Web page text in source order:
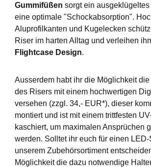
Gummifüßen sorgt ein ausgeklügeltes
eine optimale "Schockabsorption".
Aluprofilkanten und Kugelecken
Riser im harten Alltag und verleihen
Flightcase Design.
Ausserdem habt ihr die Möglichkeit
des Risers mit einem hochwertigen
versehen (zzgl. 34,- EUR*), dieser
montiert und ist mit einem trittfesten
kaschiert, um maximalen Ansprüchen
werden. Solltet ihr euch für einen
unserem Zubehörsortiment
Möglichkeit die dazu notwendige